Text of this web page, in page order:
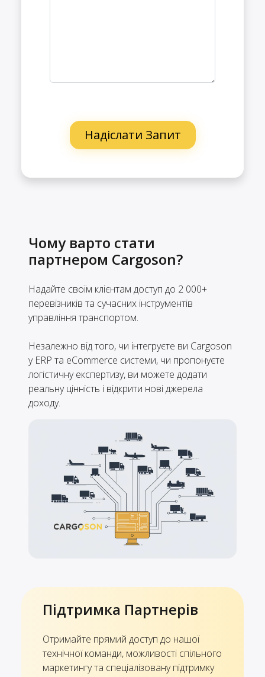
Чому варто стати
партнером Cargoson?
Надайте своїм клієнтам доступ до 2 000+
перевізників та сучасних інструментів
управління транспортом.
Незалежно від того, чи інтегруєте ви Cargoson
у ERP та eCommerce системи, чи пропонуєте
логістичну експертизу, ви можете додати
реальну цінність і відкрити нові джерела
доходу.
Підтримка Партнерів
Отримайте прямий доступ до нашої
технічної команди, можливості спільного
маркетингу та спеціалізовану підтримку